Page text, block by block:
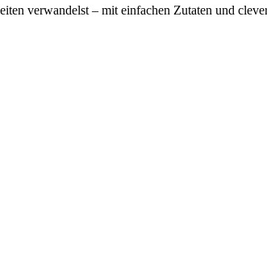
verwandelst – mit einfachen Zutaten und